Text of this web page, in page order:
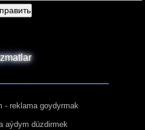
- reklama goydyrmak
aýdym düzdirmek